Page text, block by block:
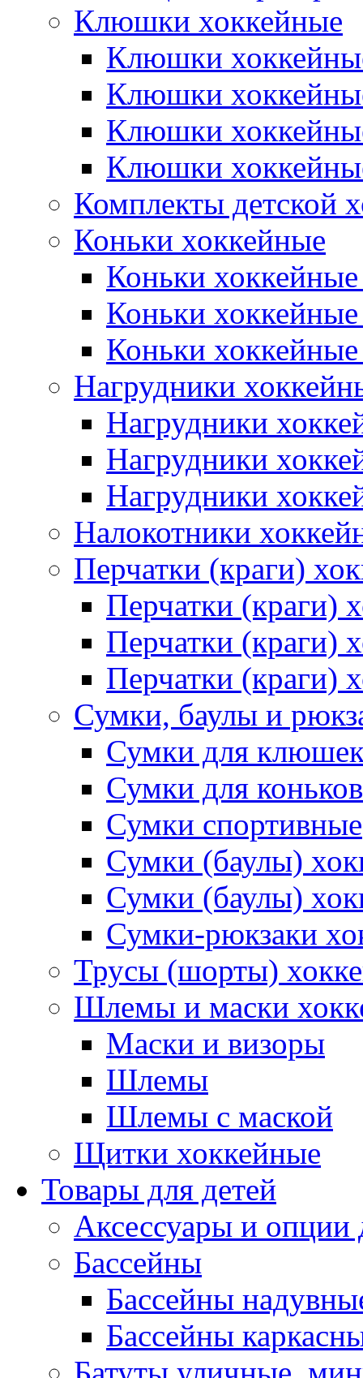
Клюшки хоккейные
Клюшки
Клюшки
Клюшки
Клюшки
Комплекты детской
Коньки хоккейные
Коньки хоккейные
Коньки
Коньки
Нагрудники
Нагрудники
Нагрудники
Нагрудники
Налокотники
Перчатки (краги)
Перчатки (краги)
Перчатки (краги)
Перчатки (краги)
Сумки, баулы и
Сумки для
Сумки для коньков
Сумки спортивные
Сумки (баулы)
Сумки (баулы)
Сумки-рюкзаки
Трусы (шорты)
Шлемы и маски
Маски и визоры
Шлемы
Шлемы с маской
Щитки хоккейные
Товары для детей
Аксессуары и опции
Бассейны
Бассейны
Бассейны